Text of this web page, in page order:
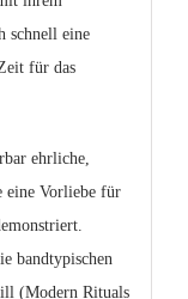
schnell eine
für das
ehrliche,
eine Vorliebe für
bandtypischen
(Modern Rituals